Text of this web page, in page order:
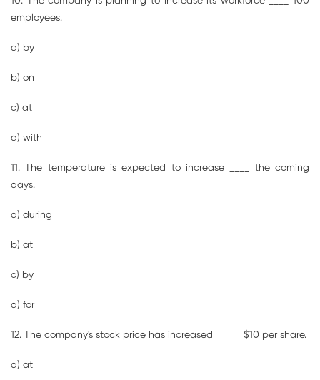
employees.
a) by
b) on
c) at
d) with
11. The temperature is expected to increase ____ the coming
days.
a) during
b) at
c) by
d) for
12. The company's stock price has increased _____ $10 per share.
a) at